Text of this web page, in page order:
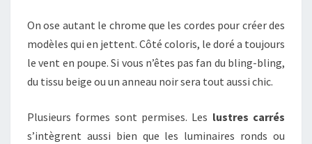
On ose autant le chrome que les cordes pour créer des
modèles qui en jettent. Côté coloris, le doré a toujours
le vent en poupe. Si vous n’êtes pas fan du bling-bling,
du tissu beige ou un anneau noir sera tout aussi chic.
Plusieurs formes sont permises. Les lustres carrés
s’intègrent aussi bien que les luminaires ronds ou